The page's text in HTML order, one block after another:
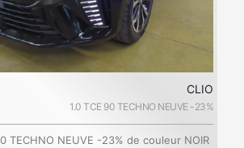
CLIO
1.0 TCE 90 TECHNO NEUVE -23%
TECHNO NEUVE -23% de couleur NOIR